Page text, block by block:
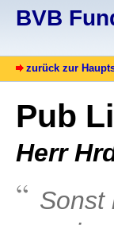
BVB
zurück zur
Pub
Herr
Sonst